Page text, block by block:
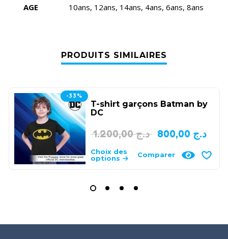
AGE 10ans, 12ans, 14ans, 4ans, 6ans, 8ans
PRODUITS SIMILAIRES
-33%
T-shirt garçons Batman by
DC
د.ج1.200,00 د.ج
Choix des
options
Comparer